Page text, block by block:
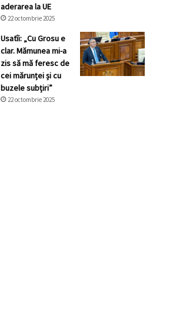
aderarea la UE
22 octombrie 2025
Usatîi: „Cu Grosu e
clar. Mămunea mi-a
zis să mă feresc de
cei mărunței și cu
buzele subțiri”
22 octombrie 2025